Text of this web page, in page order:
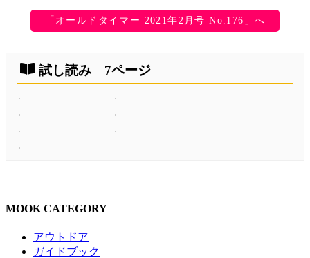
「オールドタイマー 2021年2月号 No.176」へ
試し読み 7ページ
MOOK CATEGORY
アウトドア
ガイドブック